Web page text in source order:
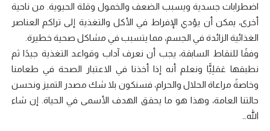
اضطرابات جسدية ويسبب الضعف والخمول وقلة الحيوية. من ناحية
أخرى، يمكن أن يؤدي الإفراط في الأكل والتغذية إلى تراكم العناصر
الغذائية الزائدة في الجسم، مما يتسبب في مشاكل صحية خطيرة.
وفقًا للنقاط السابقة، يجب أن نعرف آداب وقواعد التغذية جيدًا ثم
نطبقها عَمَلِيًّا ونعلم أنه إذا أخذنا في الاعتبار الصحة في طعامنا
وخاصةً مراعاة الحلال والحرام، فسنكون بلا شك مصدر التميز ونحسن
حالتنا العامة، وهذا هو ما يحقق الهدف الأسمى في الحياة. إن شاء
الله…